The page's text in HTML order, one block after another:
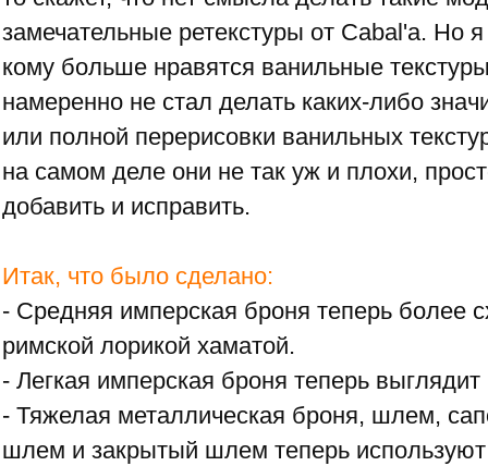
замечательные ретекстуры от Cabal'а. Но
кому больше нравятся ванильные
намеренно не стал делать каких-либо
или полной перерисовки ванильных
на самом деле они не так уж и плохи,
добавить и исправить.
Итак, что было сделано:
- Средняя имперская броня теперь более
римской лорикой хаматой.
- Легкая имперская броня теперь
- Тяжелая металлическая броня, шлем,
шлем и закрытый шлем теперь